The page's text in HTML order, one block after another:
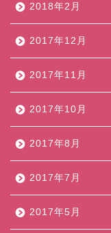
2018年2月
2017年12月
2017年11月
2017年10月
2017年8月
2017年7月
2017年5月